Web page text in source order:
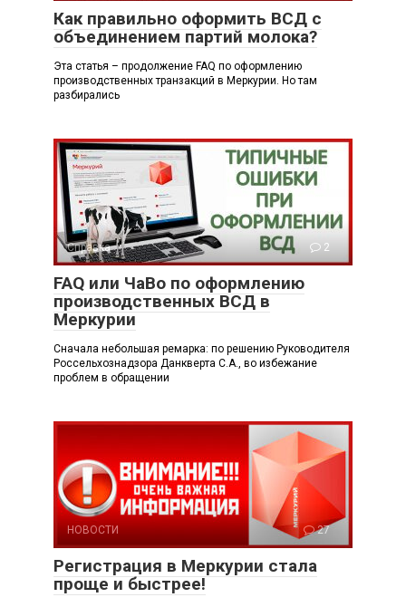
Как правильно оформить ВСД с
объединением партий молока?
Эта статья – продолжение FAQ по оформлению
производственных транзакций в Меркурии. Но там
разбирались
Справка 2
FAQ или ЧаВо по оформлению
производственных ВСД в
Меркурии
Сначала небольшая ремарка: по решению Руководителя
Россельхознадзора Данкверта С.А., во избежание
проблем в обращении
НОВОСТИ 27
Регистрация в Меркурии стала
проще и быстрее!